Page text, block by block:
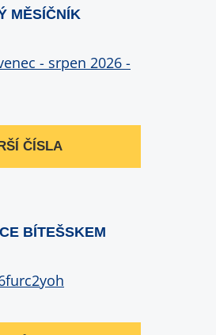
MĚSÍČNÍK
ČÍSLA
BÍTEŠSKEM